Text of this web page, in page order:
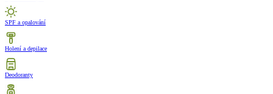
SPF a opalování
Holení a depilace
Deodoranty